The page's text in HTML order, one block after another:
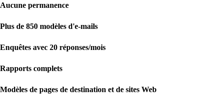
Aucune permanence
Plus de 850 modèles d'e-mails
Enquêtes avec 20 réponses/mois
Rapports complets
Modèles de pages de destination et de sites Web